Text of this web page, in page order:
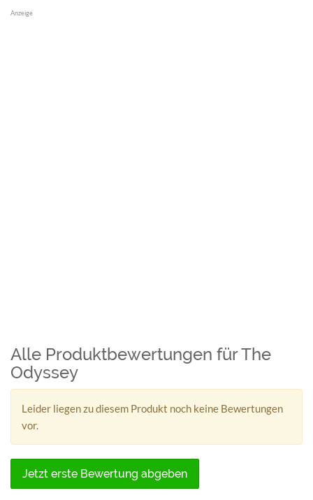
Anzeige
Alle Produktbewertungen für The
Odyssey
Leider liegen zu diesem Produkt noch keine Bewertungen
vor.
Jetzt erste Bewertung abgeben